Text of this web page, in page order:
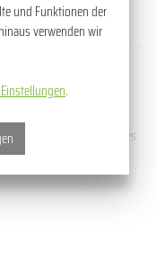
GREEN EDENS
Edens in three languages
for download.
und Funktionen der
verwenden wir
.